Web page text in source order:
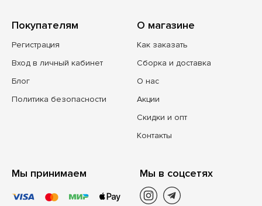
Покупателям
Регистрация
Вход в личный кабинет
Блог
Политика безопасности
О магазине
Как заказать
Сборка и доставка
О нас
Акции
Скидки и опт
Контакты
Мы принимаем Мы в соцсетях